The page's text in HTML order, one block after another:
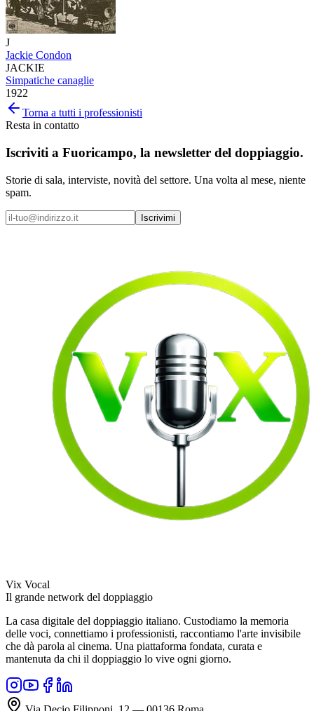
J
Jackie Condon
JACKIE
Simpatiche canaglie
1922
Torna a tutti i professionisti
Resta in contatto
Iscriviti a Fuoricampo, la newsletter del doppiaggio.
Storie di sala, interviste, novità del settore. Una volta al mese, niente
spam.
Iscrivimi
Vix Vocal
Il grande network del doppiaggio
La casa digitale del doppiaggio italiano. Custodiamo la memoria
delle voci, connettiamo i professionisti, raccontiamo l'arte invisibile
che dà parola al cinema. Una piattaforma fondata, curata e
mantenuta da chi il doppiaggio lo vive ogni giorno.